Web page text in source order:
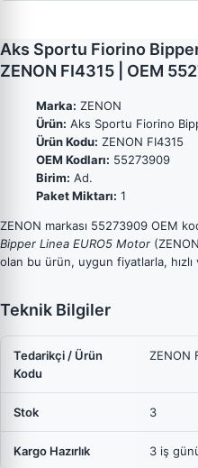
Aks Sportu Fiorino
ZENON FI4315 | OEM
Marka: ZENON
Ürün: Aks Sportu Fiorino
Ürün Kodu: ZENON FI4315
OEM Kodları: 55273909
Birim: Ad.
Paket Miktarı: 1
ZENON markası 55273909 OEM
Bipper Linea EURO5 Motor
olan bu ürün, uygun fiyatlarla,
Teknik Bilgiler
Tedarikçi / Ürün
Kodu
ZENON
Stok 3
Kargo Hazırlık 3 iş